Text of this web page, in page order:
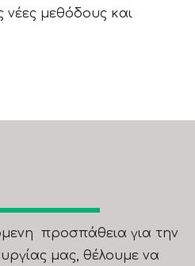
μεθόδους και
προσπάθεια για την
μας, θέλουμε να